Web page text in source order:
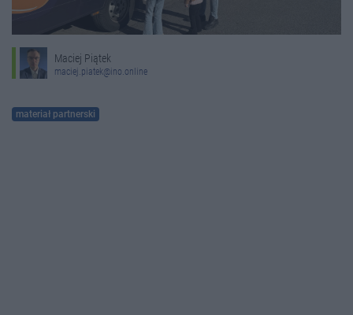
Maciej Piątek
maciej.piatek@ino.online
materiał partnerski